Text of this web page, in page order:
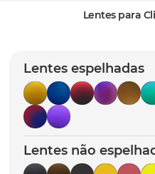
Lentes para
Lentes espelhadas
Lentes não
holbrook
5º chaves
6º t-shock
7º gasket
8º parafusos